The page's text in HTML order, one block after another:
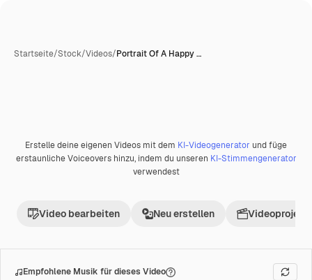
Startseite/Stock/Videos/Portrait Of A Happy …
Erstelle deine eigenen Videos mit dem KI-Videogenerator und füge
erstaunliche Voiceovers hinzu, indem du unseren KI-Stimmengenerator
verwendest
Video bearbeiten Neu erstellen Videoprojekt
Empfohlene Musik für dieses Video